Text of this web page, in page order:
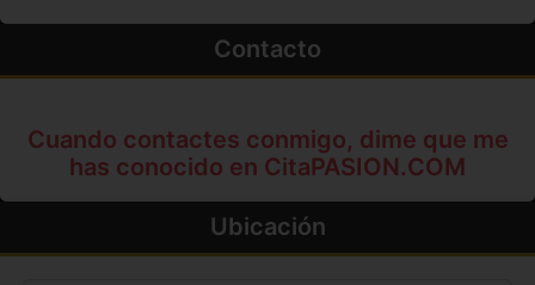
Contacto
Cuando contactes conmigo, dime que me
has conocido en CitaPASION.COM
Ubicación